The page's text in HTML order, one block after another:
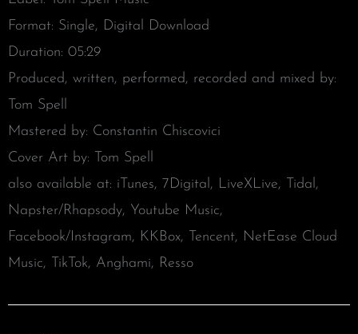
Format: Single, Digital Download
Duration: 05:29
Produced, written, performed, recorded and mixed by:
Tom Spell
Mastered by: Constantin Chiscovici
Cover Art by: Tom Spell
also available at: iTunes, 7Digital, LiveXLive, Tidal,
Napster/Rhapsody, Youtube Music,
Facebook/Instagram, KKBox, Tencent, NetEase Cloud
Music, TikTok, Anghami, Resso